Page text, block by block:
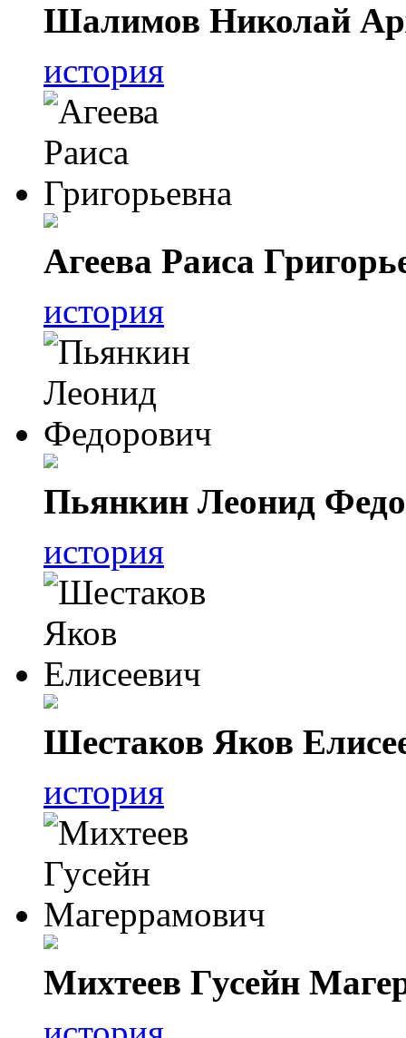
Шалимов Николай
история
Агеева Раиса
история
Пьянкин Леонид
история
Шестаков Яков
история
Михтеев Гусейн